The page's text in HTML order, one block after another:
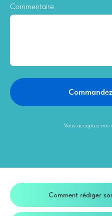
Commentaire
Vous acceptez nos
Comment rédiger